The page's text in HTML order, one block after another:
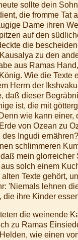
sollte dein
die fromme Tat
Dame ihren
auf den
die
zu den
aus Ramas
Wie die Texte
Herrn der
daß dieser
ist, die mit
wie kann einer,
von Ozean zu
Ingudi
schlimmeren
mein glorreicher
solch einem
Texte gehört,
'Niemals lehnen
die ihre Kinder
die weinende
zu Ramas
wie einen